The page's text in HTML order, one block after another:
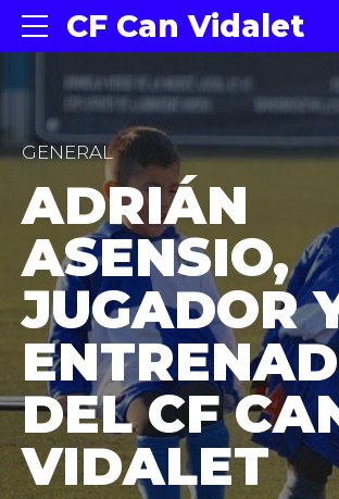
CF Can Vidalet
GENERAL
ADRIÁN
ASENSIO,
JUGADOR
DEL CF
VIDALET